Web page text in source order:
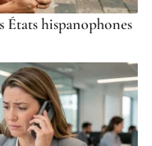
États hispanophones